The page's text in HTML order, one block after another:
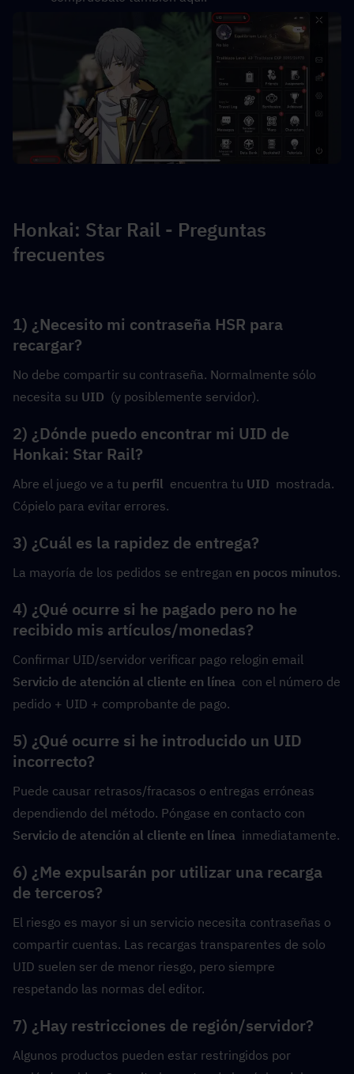
Honkai: Star Rail - Preguntas
frecuentes
1) ¿Necesito mi contraseña HSR para
recargar?
No debe compartir su contraseña. Normalmente sólo
necesita su UID
  (y posiblemente servidor).
2) ¿Dónde puedo encontrar mi UID de
Honkai: Star Rail?
Abre el juego ve a tu perfil
  encuentra tu
UID
  mostrada.
Cópielo para evitar errores.
3) ¿Cuál es la rapidez de entrega?
La mayoría de los pedidos se entregan en pocos minutos.
4) ¿Qué ocurre si he pagado pero no he
recibido mis artículos/monedas?
Servicio de atención al cliente en línea
  con el número de
pedido + UID + comprobante de pago.
5) ¿Qué ocurre si he introducido un UID
incorrecto?
Puede causar retrasos/fracasos o entregas erróneas
Servicio de atención al cliente en línea
  inmediatamente.
6) ¿Me expulsarán por utilizar una recarga
de terceros?
El riesgo es mayor si un servicio necesita contraseñas o
compartir cuentas. Las recargas transparentes de solo
UID suelen ser de menor riesgo, pero siempre
respetando las normas del editor.
7) ¿Hay restricciones de región/servidor?
Algunos productos pueden estar restringidos por